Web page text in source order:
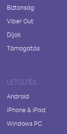
Biztonság
Viber Out
Díjak
Támogatás
LETÖLTÉS
Android
iPhone & iPad
Windows PC